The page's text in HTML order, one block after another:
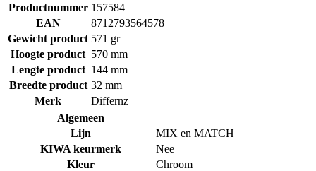
Productnummer 157584
EAN
8712793564578
Gewicht product 571 gr
Hoogte product 570 mm
Lengte product 144 mm
Breedte product 32 mm
Merk
Differnz
Algemeen
Lijn
MIX en MATCH
KIWA keurmerk
Nee
Kleur
Chroom